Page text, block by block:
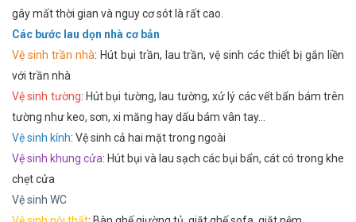
gây mất thời gian và nguy cơ sót là rất cao.
Các bước lau dọn nhà cơ bản
Vệ sinh trần nhà: Hút bụi trần, lau trần, vệ sinh các thiết bị gắn liền
với trần nhà
Vệ sinh tường: Hút bụi tường, lau tường, xử lý các vết bẩn bám trên
tường như keo, sơn, xi măng hay dấu bám vân tay…
Vệ sinh kính: Vệ sinh cả hai mặt trong ngoài
Vệ sinh khung cửa: Hút bụi và lau sạch các bụi bẩn, cát có trong khe
chẹt cửa
Vệ sinh WC